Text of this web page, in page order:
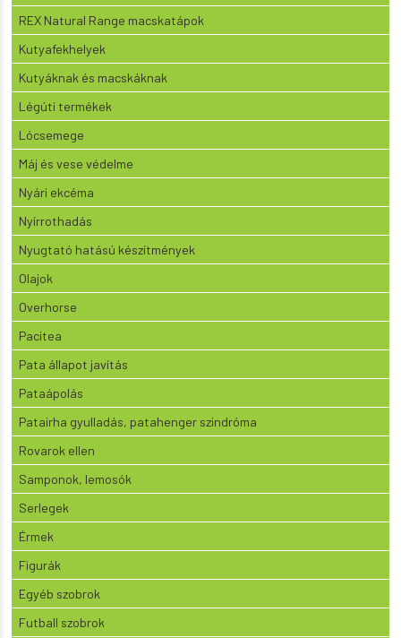
REX Natural Range macskatápok
Kutyafekhelyek
Kutyáknak és macskáknak
Légúti termékek
Lócsemege
Máj és vese védelme
Nyári ekcéma
Nyírrothadás
Nyugtató hatású készítmények
Olajok
Overhorse
Pacitea
Pata állapot javítás
Pataápolás
Patairha gyulladás, patahenger szindróma
Rovarok ellen
Samponok, lemosók
Serlegek
Érmek
Figurák
Egyéb szobrok
Futball szobrok